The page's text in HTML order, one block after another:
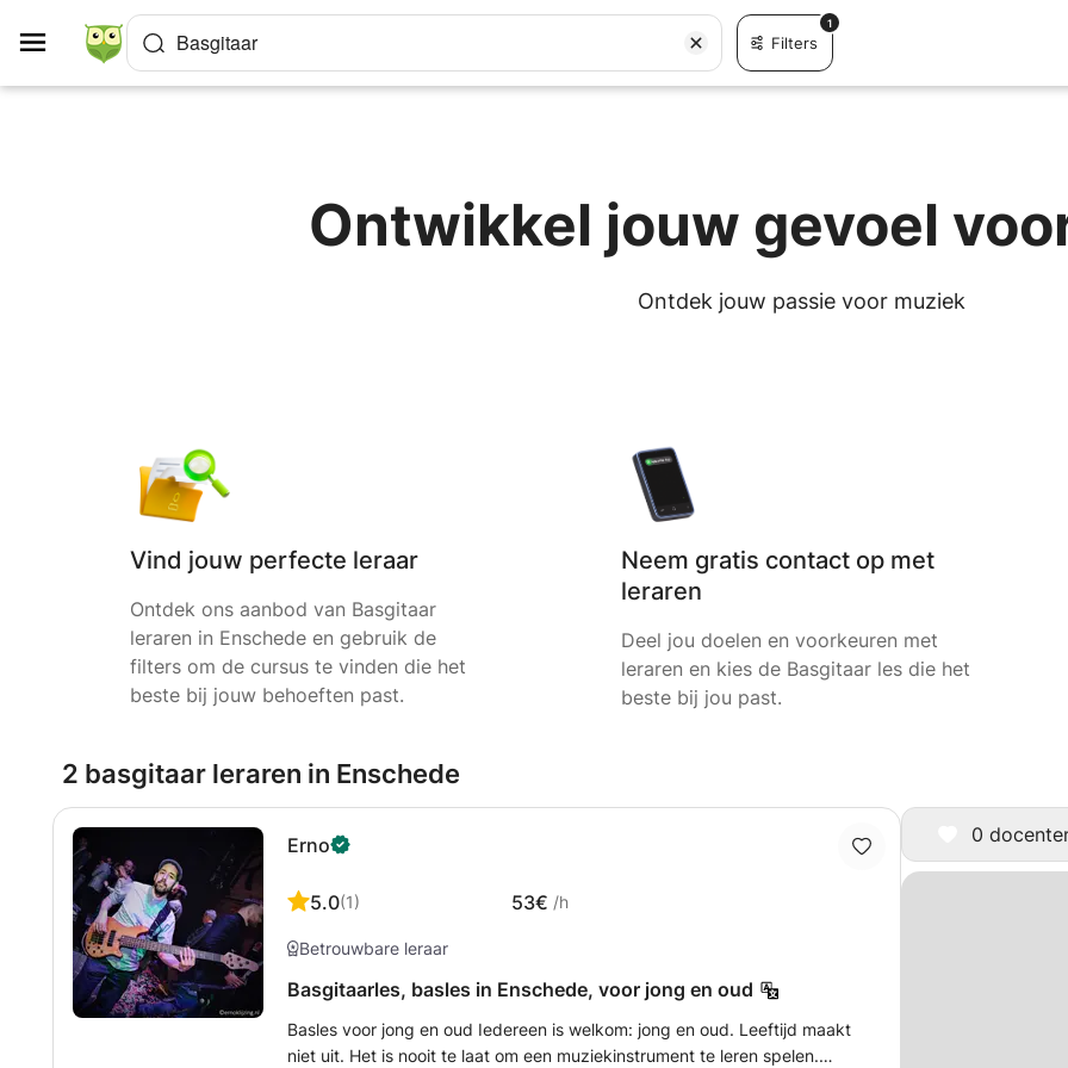
Basgitaar Filters
1
Ontwikkel jouw gevoel
Ontdek jouw passie voor muziek
Vind jouw perfecte leraar
Ontdek ons aanbod van Basgitaar
leraren in Enschede en gebruik de
filters om de cursus te vinden die het
beste bij jouw behoeften past.
Neem gratis contact op met
leraren
Deel jou doelen en voorkeuren met
leraren en kies de Basgitaar les die het
beste bij jou past.
0
2 basgitaar leraren in Enschede
Erno
5.0(1) 53€ /h
Betrouwbare leraar
Basgitaarles, basles in Enschede, voor jong en oud
Basles voor jong en oud Iedereen is welkom: jong en oud. Leeftijd maakt
niet uit. Het is nooit te laat om een muziekinstrument te leren spelen.